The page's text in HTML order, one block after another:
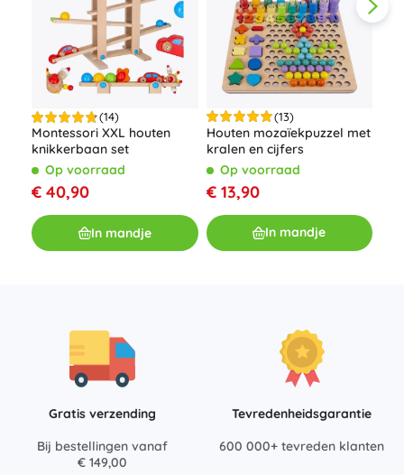
(14)
Montessori XXL houten
knikkerbaan set
Op voorraad
€ 40,90
In mandje
(13)
Houten mozaïekpuzzel met
kralen en cijfers
Op voorraad
€ 13,90
In mandje
Gratis verzending
Bij bestellingen vanaf
€ 149,00
Tevredenheidsgarantie
600 000+ tevreden klanten